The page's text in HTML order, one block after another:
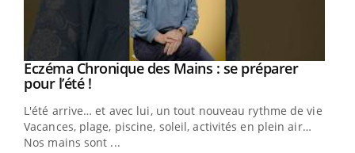
Youtube
Eczéma Chronique des Mains : se préparer
pour l’été !Youtube
L'été arrive… et avec lui, un tout nouveau rythme de vie !
Vacances, plage, piscine, soleil, activités en plein air…
Nos mains sont ...